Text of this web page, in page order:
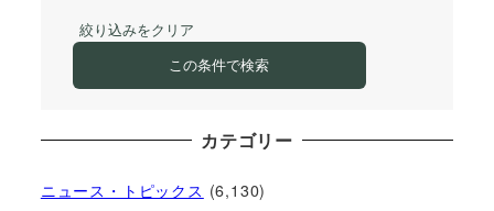
絞り込みをクリア
この条件で検索
カテゴリー
ニュース・トピックス (6,130)